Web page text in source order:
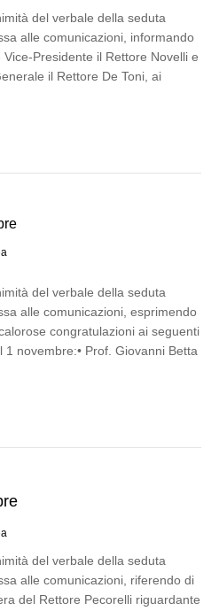
del verbale della seduta
alle comunicazioni, informando
Presidente il Rettore Novelli e
il Rettore De Toni, ai
del verbale della seduta
alle comunicazioni, esprimendo
congratulazioni ai seguenti
novembre:• Prof. Giovanni Betta
del verbale della seduta
alle comunicazioni, riferendo di
del Rettore Pecorelli riguardante